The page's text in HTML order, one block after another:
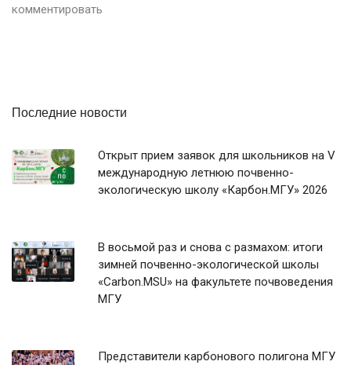
комментировать
Последние новости
Открыт прием заявок для школьников на V
международную летнюю почвенно-
экологическую школу «Карбон.МГУ» 2026
В восьмой раз и снова с размахом: итоги
зимней почвенно-экологической школы
«Carbon.MSU» на факультете почвоведения
МГУ
Представители карбонового полигона МГУ